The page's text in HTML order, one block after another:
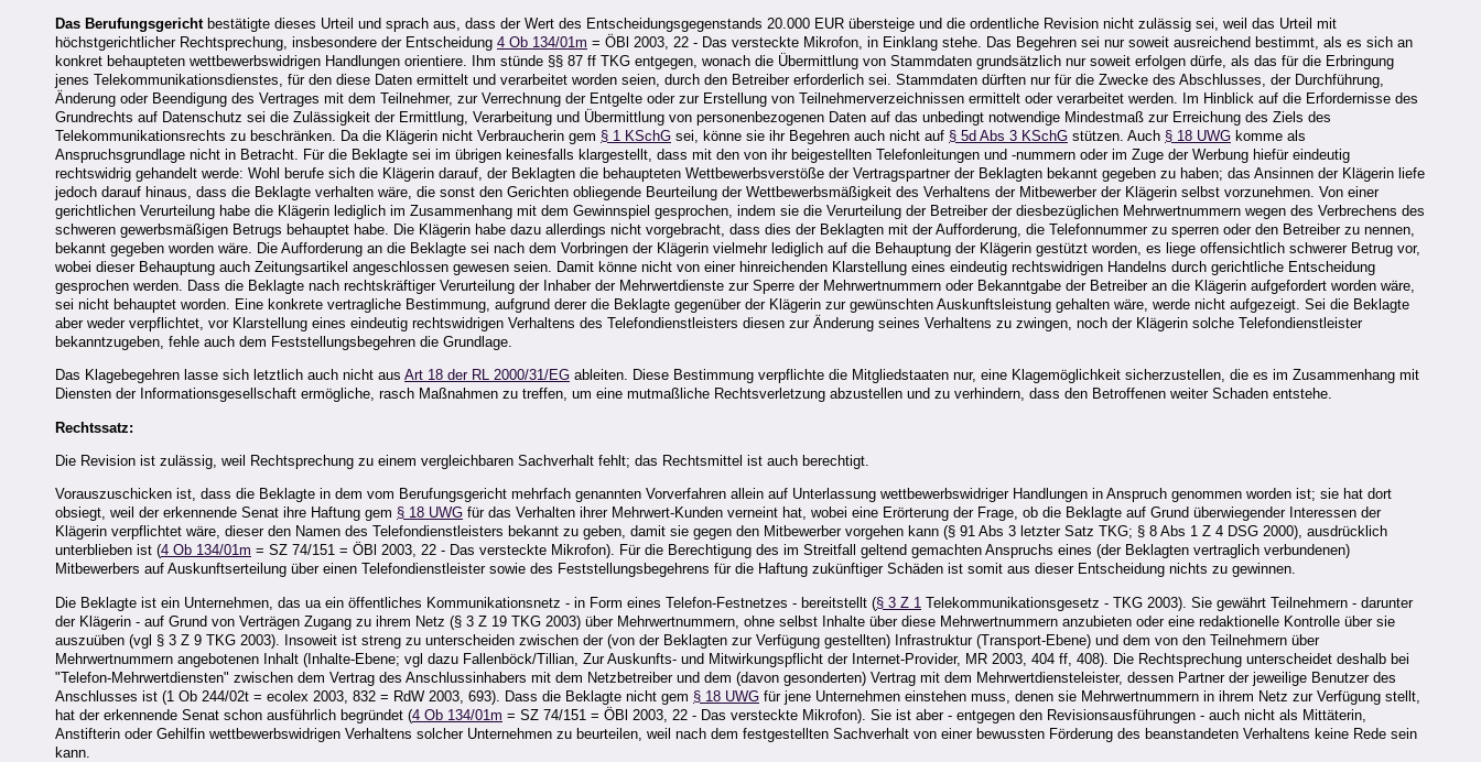
Das Berufungsgericht bestätigte dieses Urteil und sprach aus, dass der Wert des Entscheidungsgegenstands 20.000 EUR übersteige und die ordentliche Revision nicht zulässig sei, weil das Urteil mit
höchstgerichtlicher Rechtsprechung, insbesondere der Entscheidung 4 Ob 134/01m = ÖBl 2003, 22 - Das versteckte Mikrofon, in Einklang stehe. Das Begehren sei nur soweit ausreichend bestimmt, als es sich an
konkret behaupteten wettbewerbswidrigen Handlungen orientiere. Ihm stünde §§ 87 ff TKG entgegen, wonach die Übermittlung von Stammdaten grundsätzlich nur soweit erfolgen dürfe, als das für die Erbringung
jenes Telekommunikationsdienstes, für den diese Daten ermittelt und verarbeitet worden seien, durch den Betreiber erforderlich sei. Stammdaten dürften nur für die Zwecke des Abschlusses, der Durchführung,
Änderung oder Beendigung des Vertrages mit dem Teilnehmer, zur Verrechnung der Entgelte oder zur Erstellung von Teilnehmerverzeichnissen ermittelt oder verarbeitet werden. Im Hinblick auf die Erfordernisse des
Grundrechts auf Datenschutz sei die Zulässigkeit der Ermittlung, Verarbeitung und Übermittlung von personenbezogenen Daten auf das unbedingt notwendige Mindestmaß zur Erreichung des Ziels des
Telekommunikationsrechts zu beschränken. Da die Klägerin nicht Verbraucherin gem § 1 KSchG sei, könne sie ihr Begehren auch nicht auf § 5d Abs 3 KSchG stützen. Auch § 18 UWG komme als
Anspruchsgrundlage nicht in Betracht. Für die Beklagte sei im übrigen keinesfalls klargestellt, dass mit den von ihr beigestellten Telefonleitungen und -nummern oder im Zuge der Werbung hiefür eindeutig
rechtswidrig gehandelt werde: Wohl berufe sich die Klägerin darauf, der Beklagten die behaupteten Wettbewerbsverstöße der Vertragspartner der Beklagten bekannt gegeben zu haben; das Ansinnen der Klägerin liefe
jedoch darauf hinaus, dass die Beklagte verhalten wäre, die sonst den Gerichten obliegende Beurteilung der Wettbewerbsmäßigkeit des Verhaltens der Mitbewerber der Klägerin selbst vorzunehmen. Von einer
gerichtlichen Verurteilung habe die Klägerin lediglich im Zusammenhang mit dem Gewinnspiel gesprochen, indem sie die Verurteilung der Betreiber der diesbezüglichen Mehrwertnummern wegen des Verbrechens des
schweren gewerbsmäßigen Betrugs behauptet habe. Die Klägerin habe dazu allerdings nicht vorgebracht, dass dies der Beklagten mit der Aufforderung, die Telefonnummer zu sperren oder den Betreiber zu nennen,
bekannt gegeben worden wäre. Die Aufforderung an die Beklagte sei nach dem Vorbringen der Klägerin vielmehr lediglich auf die Behauptung der Klägerin gestützt worden, es liege offensichtlich schwerer Betrug vor,
wobei dieser Behauptung auch Zeitungsartikel angeschlossen gewesen seien. Damit könne nicht von einer hinreichenden Klarstellung eines eindeutig rechtswidrigen Handelns durch gerichtliche Entscheidung
gesprochen werden. Dass die Beklagte nach rechtskräftiger Verurteilung der Inhaber der Mehrwertdienste zur Sperre der Mehrwertnummern oder Bekanntgabe der Betreiber an die Klägerin aufgefordert worden wäre,
sei nicht behauptet worden. Eine konkrete vertragliche Bestimmung, aufgrund derer die Beklagte gegenüber der Klägerin zur gewünschten Auskunftsleistung gehalten wäre, werde nicht aufgezeigt. Sei die Beklagte
aber weder verpflichtet, vor Klarstellung eines eindeutig rechtswidrigen Verhaltens des Telefondienstleisters diesen zur Änderung seines Verhaltens zu zwingen, noch der Klägerin solche Telefondienstleister
bekanntzugeben, fehle auch dem Feststellungsbegehren die Grundlage.
Das Klagebegehren lasse sich letztlich auch nicht aus Art 18 der RL 2000/31/EG ableiten. Diese Bestimmung verpflichte die Mitgliedstaaten nur, eine Klagemöglichkeit sicherzustellen, die es im Zusammenhang mit
Diensten der Informationsgesellschaft ermögliche, rasch Maßnahmen zu treffen, um eine mutmaßliche Rechtsverletzung abzustellen und zu verhindern, dass den Betroffenen weiter Schaden entstehe.
Rechtssatz:
Die Revision ist zulässig, weil Rechtsprechung zu einem vergleichbaren Sachverhalt fehlt; das Rechtsmittel ist auch berechtigt.
Vorauszuschicken ist, dass die Beklagte in dem vom Berufungsgericht mehrfach genannten Vorverfahren allein auf Unterlassung wettbewerbswidriger Handlungen in Anspruch genommen worden ist; sie hat dort
obsiegt, weil der erkennende Senat ihre Haftung gem § 18 UWG für das Verhalten ihrer Mehrwert-Kunden verneint hat, wobei eine Erörterung der Frage, ob die Beklagte auf Grund überwiegender Interessen der
Klägerin verpflichtet wäre, dieser den Namen des Telefondienstleisters bekannt zu geben, damit sie gegen den Mitbewerber vorgehen kann (§ 91 Abs 3 letzter Satz TKG; § 8 Abs 1 Z 4 DSG 2000), ausdrücklich
unterblieben ist (4 Ob 134/01m = SZ 74/151 = ÖBl 2003, 22 - Das versteckte Mikrofon). Für die Berechtigung des im Streitfall geltend gemachten Anspruchs eines (der Beklagten vertraglich verbundenen)
Mitbewerbers auf Auskunftserteilung über einen Telefondienstleister sowie des Feststellungsbegehrens für die Haftung zukünftiger Schäden ist somit aus dieser Entscheidung nichts zu gewinnen.
Die Beklagte ist ein Unternehmen, das ua ein öffentliches Kommunikationsnetz - in Form eines Telefon-Festnetzes - bereitstellt (§ 3 Z 1 Telekommunikationsgesetz - TKG 2003). Sie gewährt Teilnehmern - darunter
der Klägerin - auf Grund von Verträgen Zugang zu ihrem Netz (§ 3 Z 19 TKG 2003) über Mehrwertnummern, ohne selbst Inhalte über diese Mehrwertnummern anzubieten oder eine redaktionelle Kontrolle über sie
auszuüben (vgl § 3 Z 9 TKG 2003). Insoweit ist streng zu unterscheiden zwischen der (von der Beklagten zur Verfügung gestellten) Infrastruktur (Transport-Ebene) und dem von den Teilnehmern über
Mehrwertnummern angebotenen Inhalt (Inhalte-Ebene; vgl dazu Fallenböck/Tillian, Zur Auskunfts- und Mitwirkungspflicht der Internet-Provider, MR 2003, 404 ff, 408). Die Rechtsprechung unterscheidet deshalb bei
"Telefon-Mehrwertdiensten" zwischen dem Vertrag des Anschlussinhabers mit dem Netzbetreiber und dem (davon gesonderten) Vertrag mit dem Mehrwertdiensteleister, dessen Partner der jeweilige Benutzer des
Anschlusses ist (1 Ob 244/02t = ecolex 2003, 832 = RdW 2003, 693). Dass die Beklagte nicht gem § 18 UWG für jene Unternehmen einstehen muss, denen sie Mehrwertnummern in ihrem Netz zur Verfügung stellt,
hat der erkennende Senat schon ausführlich begründet (4 Ob 134/01m = SZ 74/151 = ÖBl 2003, 22 - Das versteckte Mikrofon). Sie ist aber - entgegen den Revisionsausführungen - auch nicht als Mittäterin,
Anstifterin oder Gehilfin wettbewerbswidrigen Verhaltens solcher Unternehmen zu beurteilen, weil nach dem festgestellten Sachverhalt von einer bewussten Förderung des beanstandeten Verhaltens keine Rede sein
kann.